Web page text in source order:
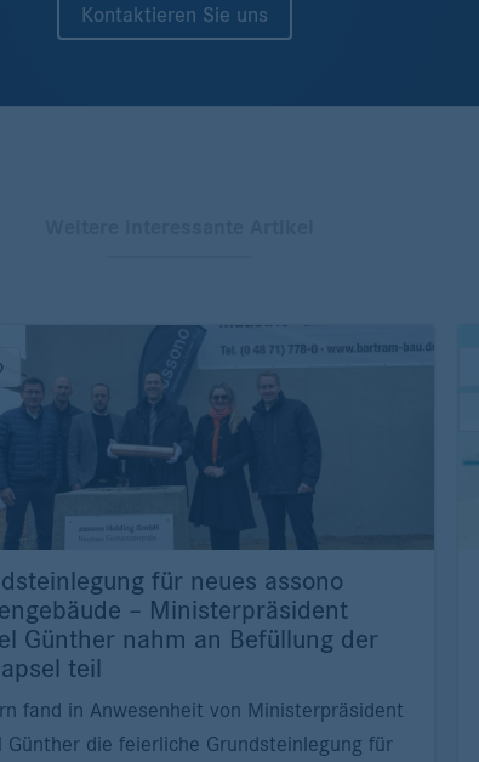
Kontaktieren Sie uns
für neues assono
– Ministerpräsident
Günther nahm an Befüllung der
teil
fand in Anwesenheit von Ministerpräsident
Günther die feierliche Grundsteinlegung für